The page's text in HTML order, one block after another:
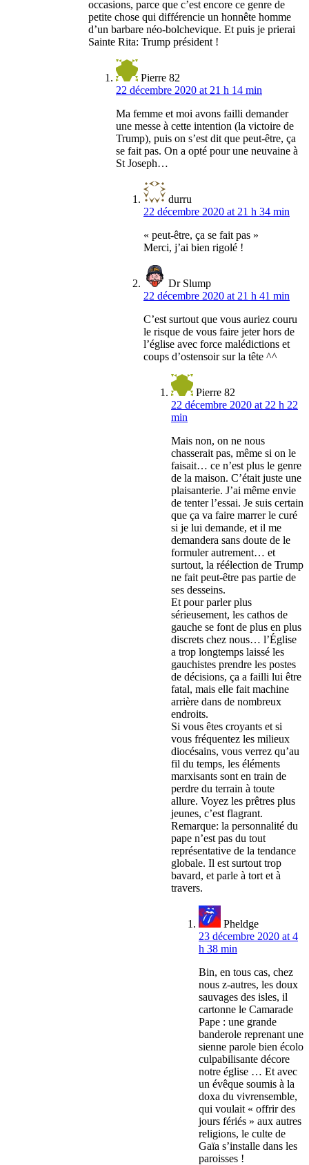
occasions, parce que c’est encore ce genre de
petite chose qui différencie un honnête homme
d’un barbare néo-bolchevique. Et puis je prierai
Sainte Rita: Trump président !
Pierre 82
22 décembre 2020 at 21 h 14 min
Ma femme et moi avons failli demander
une messe à cette intention (la victoire de
Trump), puis on s’est dit que peut-être, ça
se fait pas. On a opté pour une neuvaine à
St Joseph…
durru
22 décembre 2020 at 21 h 34 min
« peut-être, ça se fait pas »
Merci, j’ai bien rigolé !
Dr Slump
22 décembre 2020 at 21 h 41 min
C’est surtout que vous auriez couru
le risque de vous faire jeter hors de
l’église avec force malédictions et
coups d’ostensoir sur la tête ^^
Pierre 82
22 décembre 2020 at 22 h 22
min
Mais non, on ne nous
chasserait pas, même si on le
faisait… ce n’est plus le genre
de la maison. C’était juste une
plaisanterie. J’ai même envie
de tenter l’essai. Je suis certain
que ça va faire marrer le curé
si je lui demande, et il me
demandera sans doute de le
formuler autrement… et
surtout, la réélection de Trump
ne fait peut-être pas partie de
ses desseins.
Et pour parler plus
sérieusement, les cathos de
gauche se font de plus en plus
discrets chez nous… l’Église
a trop longtemps laissé les
gauchistes prendre les postes
de décisions, ça a failli lui être
fatal, mais elle fait machine
arrière dans de nombreux
endroits.
Si vous êtes croyants et si
vous fréquentez les milieux
diocésains, vous verrez qu’au
fil du temps, les éléments
marxisants sont en train de
perdre du terrain à toute
allure. Voyez les prêtres plus
jeunes, c’est flagrant.
Remarque: la personnalité du
pape n’est pas du tout
représentative de la tendance
globale. Il est surtout trop
bavard, et parle à tort et à
travers.
Pheldge
23 décembre 2020 at 4
h 38 min
Bin, en tous cas, chez
nous z-autres, les doux
sauvages des isles, il
cartonne le Camarade
Pape : une grande
banderole reprenant une
sienne parole bien écolo
culpabilisante décore
notre église … Et avec
un évêque soumis à la
doxa du vivrensemble,
qui voulait « offrir des
jours fériés » aux autres
religions, le culte de
Gaïa s’installe dans les
paroisses !